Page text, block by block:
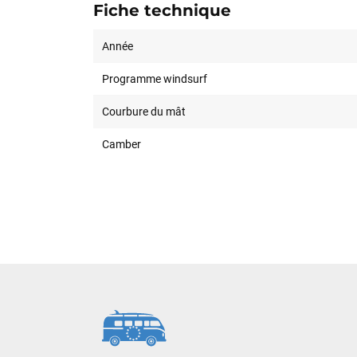
Fiche technique
Année
Programme windsurf
Courbure du mât
Camber